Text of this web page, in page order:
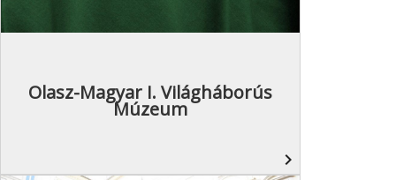
Olasz-Magyar I. Világháborús
Múzeum
navigate_next